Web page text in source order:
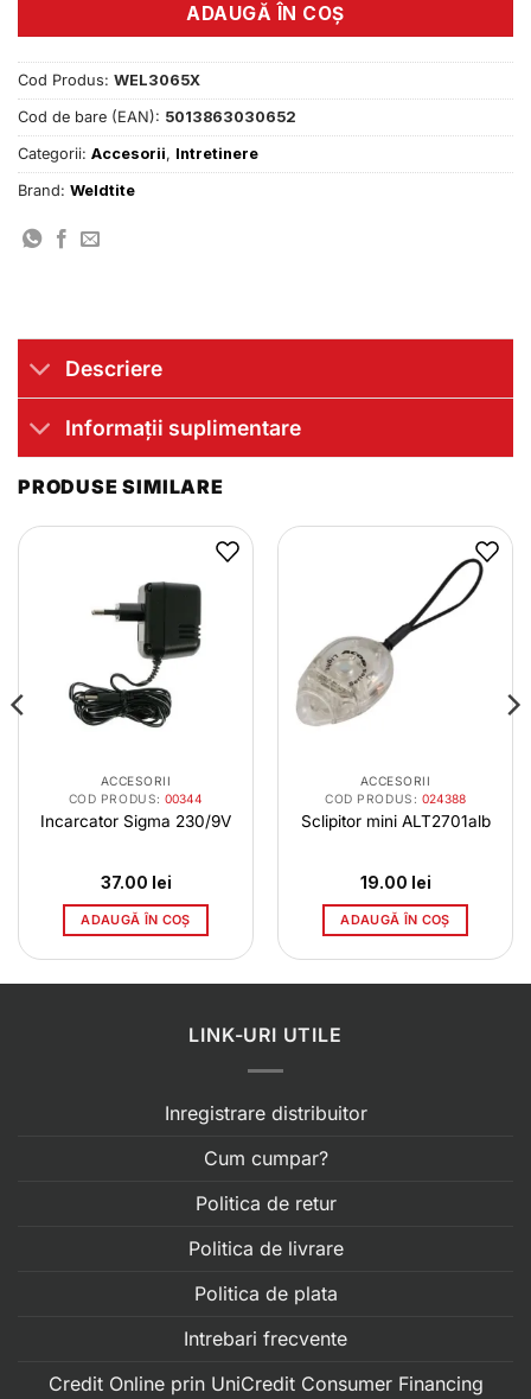
ADAUGĂ ÎN COȘ
Cod Produs: WEL3065X
Cod de bare (EAN): 5013863030652
Categorii: Accesorii, Intretinere
Brand: Weldtite
Descriere
Informații suplimentare
PRODUSE SIMILARE
ACCESORII
COD PRODUS:00344
Incarcator Sigma 230/9V
37.00 lei
ADAUGĂ ÎN COȘ
ACCESORII
COD PRODUS: 024388
Sclipitor mini ALT2701alb
19.00 lei
ADAUGĂ ÎN COȘ
LINK-URI UTILE
Inregistrare distribuitor
Cum cumpar?
Politica de retur
Politica de livrare
Politica de plata
Intrebari frecvente
Credit Online prin UniCredit Consumer Financing